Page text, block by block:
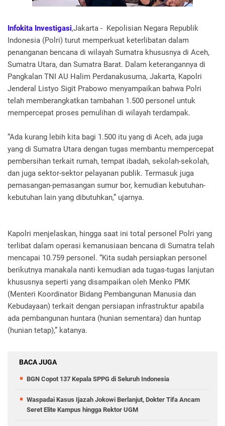
Infokita Investigasi,Jakarta - Kepolisian Negara Republik
Indonesia (Polri) turut memperkuat keterlibatan dalam
penanganan bencana di wilayah Sumatra khususnya di Aceh,
Sumatra Utara, dan Sumatra Barat. Dalam keterangannya di
Pangkalan TNI AU Halim Perdanakusuma, Jakarta, Kapolri
Jenderal Listyo Sigit Prabowo menyampaikan bahwa Polri
telah memberangkatkan tambahan 1.500 personel untuk
mempercepat proses pemulihan di wilayah terdampak.
“Ada kurang lebih kita bagi 1.500 itu yang di Aceh, ada juga
yang di Sumatra Utara dengan tugas membantu mempercepat
pembersihan terkait rumah, tempat ibadah, sekolah-sekolah,
dan juga sektor-sektor pelayanan publik. Termasuk juga
pemasangan-pemasangan sumur bor, kemudian kebutuhan-
kebutuhan lain yang dibutuhkan,” ujarnya.
Kapolri menjelaskan, hingga saat ini total personel Polri yang
terlibat dalam operasi kemanusiaan bencana di Sumatra telah
mencapai 10.759 personel. “Kita sudah persiapkan personel
berikutnya manakala nanti kemudian ada tugas-tugas lanjutan
khususnya seperti yang disampaikan oleh Menko PMK
(Menteri Koordinator Bidang Pembangunan Manusia dan
Kebudayaan) terkait dengan persiapan infrastruktur apabila
ada pembangunan huntara (hunian sementara) dan huntap
(hunian tetap),” katanya.
BACA JUGA
BGN Copot 137 Kepala SPPG di Seluruh Indonesia
Waspadai Kasus Ijazah Jokowi Berlanjut, Dokter Tifa Ancam
Seret Elite Kampus hingga Rektor UGM